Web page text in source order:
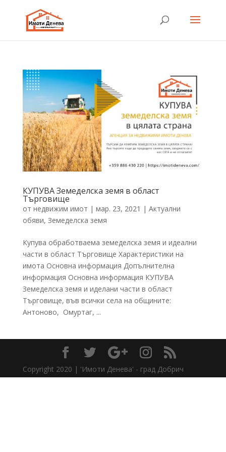
КУПУВА Земеделска земя в област
Търговище
от недвижим имот | мар. 23, 2021 | Актуални
обяви, Земеделска земя
Купува обработваема земеделска земя и идеални
части в област Търговище Характеристики на
имота Основна информация Допълнителна
информация Основна информация КУПУВА
Земеделска земя и иделани части в област
Търговище, във всички села на общините:
Антоново, Омуртаг, ...
Copyright 2020 | 'Имоти Денева' - град Добрич